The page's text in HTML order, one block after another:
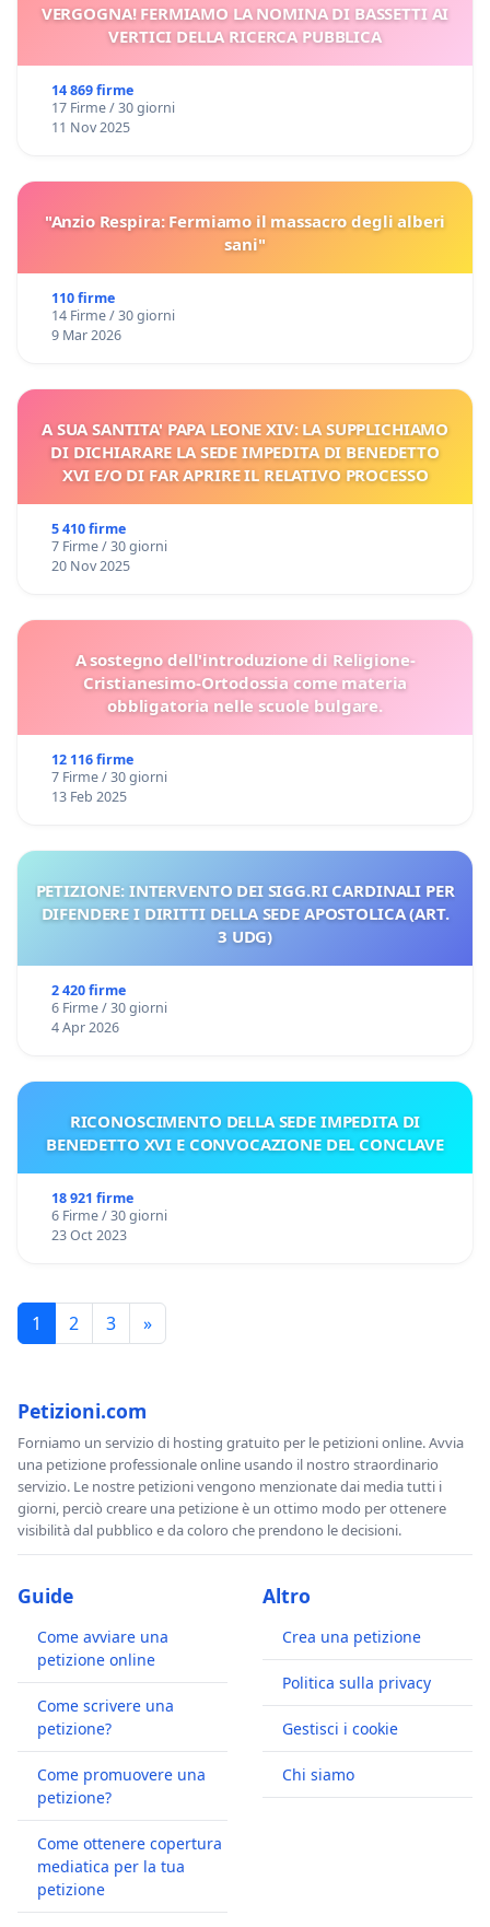
VERGOGNA! FERMIAMO LA NOMINA DI BASSETTI AI
VERTICI DELLA RICERCA PUBBLICA
14 869 firme
17 Firme / 30 giorni
11 Nov 2025
"Anzio Respira: Fermiamo il massacro degli alberi
sani"
110 firme
14 Firme / 30 giorni
9 Mar 2026
A SUA SANTITA' PAPA LEONE XIV: LA SUPPLICHIAMO
DI DICHIARARE LA SEDE IMPEDITA DI BENEDETTO
XVI E/O DI FAR APRIRE IL RELATIVO PROCESSO
5 410 firme
7 Firme / 30 giorni
20 Nov 2025
A sostegno dell'introduzione di Religione-
Cristianesimo-Ortodossia come materia
obbligatoria nelle scuole bulgare.
12 116 firme
7 Firme / 30 giorni
13 Feb 2025
PETIZIONE: INTERVENTO DEI SIGG.RI CARDINALI PER
DIFENDERE I DIRITTI DELLA SEDE APOSTOLICA (ART.
3 UDG)
2 420 firme
6 Firme / 30 giorni
4 Apr 2026
RICONOSCIMENTO DELLA SEDE IMPEDITA DI
BENEDETTO XVI E CONVOCAZIONE DEL CONCLAVE
18 921 firme
6 Firme / 30 giorni
23 Oct 2023
1 2 3 »
Petizioni.com
Forniamo un servizio di hosting gratuito per le petizioni online. Avvia
una petizione professionale online usando il nostro straordinario
servizio. Le nostre petizioni vengono menzionate dai media tutti i
giorni, perciò creare una petizione è un ottimo modo per ottenere
visibilità dal pubblico e da coloro che prendono le decisioni.
Guide
Come avviare una
petizione online
Come scrivere una
petizione?
Come promuovere una
petizione?
Come ottenere copertura
mediatica per la tua
petizione
Altro
Crea una petizione
Politica sulla privacy
Gestisci i cookie
Chi siamo